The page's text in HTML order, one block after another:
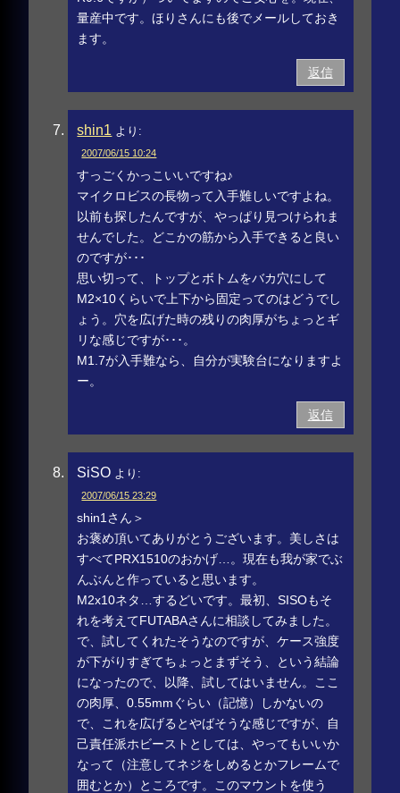
量産中です。ほりさんにも後でメールしておき
ます。
返信
shin1 より:
2007/06/15 10:24
すっごくかっこいいですね♪
マイクロビスの長物って入手難しいですよね。
以前も探したんですが、やっぱり見つけられま
せんでした。どこかの筋から入手できると良い
のですが･･･
思い切って、トップとボトムをバカ穴にして
M2×10くらいで上下から固定ってのはどうでし
ょう。穴を広げた時の残りの肉厚がちょっとギ
リな感じですが･･･。
M1.7が入手難なら、自分が実験台になりますよ
ー。
返信
SiSO より:
2007/06/15 23:29
shin1さん＞
お褒め頂いてありがとうございます。美しさは
すべてPRX1510のおかげ…。現在も我が家でぶ
んぶんと作っていると思います。
M2x10ネタ…するどいです。最初、SISOもそ
れを考えてFUTABAさんに相談してみました。
で、試してくれたそうなのですが、ケース強度
が下がりすぎてちょっとまずそう、という結論
になったので、以降、試してはいません。ここ
の肉厚、0.55mmぐらい（記憶）しかないの
で、これを広げるとやばそうな感じですが、自
己責任派ホビーストとしては、やってもいいか
なって（注意してネジをしめるとかフレームで
囲むとか）ところです。このマウントを使う